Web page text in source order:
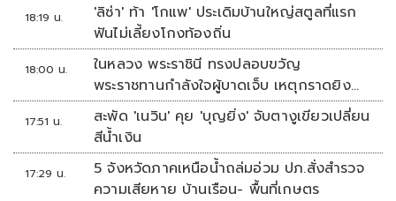
18:19 น.
'ลิซ่า' ท้า 'โกแพ' ประเดิมบ้านใหญ่สตูลที่แรก
ฟันไม่เลี้ยงโกงท้องถิ่น
18:00 น.
ในหลวง พระราชินี ทรงปลอบขวัญ
พระราชทานกำลังใจผู้บาดเจ็บ เหตุกราดยิง
รร.เทพศิรินทร์นนทบุรี
17:51 น.
สะพัด 'เนวิน' คุย 'บุญยิ่ง' จับตางูเขียวเปลี่ยน
สีน้ำเงิน
17:29 น.
5 จังหวัดภาคเหนือน้ำถล่มอ่วม ปภ.สั่งสำรวจ
ความเสียหาย บ้านเรือน- พื้นที่เกษตร